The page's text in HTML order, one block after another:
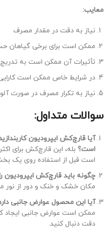
معایب:
نیاز به دقت در مقدار مصرف
ممکن است برای برخی گیاهان
تأثیرات آن ممکن است به
در شرایط خاص ممکن است
نیاز به تکرار مصرف در صورت
سوالات متداول:
آیا قارچ‌کش ایپرودیون
است؟ بله، این قارچ‌کش برای
است قبل از استفاده روی یک
چگونه باید قارچ‌کش ایپرودیون
مکان خشک و خنک و دور از نور
آیا این محصول عوارض جانبی
ممکن است عوارض جانبی ایجاد
دقت دنبال کنید.